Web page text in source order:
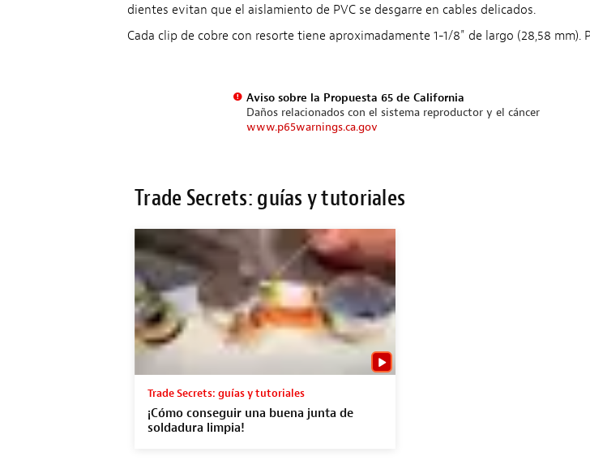
dientes evitan que el aislamiento de PVC se desgarre en cables delicados.
Cada clip de cobre con resorte tiene aproximadamente 1-1/8" de largo (28,58 mm).
Aviso sobre la Propuesta 65 de California
Daños relacionados con el sistema reproductor y el cáncer
www.p65warnings.ca.gov
Trade Secrets: guías y tutoriales
Trade Secrets: guías y tutoriales
¡Cómo conseguir una buena junta de
soldadura limpia!